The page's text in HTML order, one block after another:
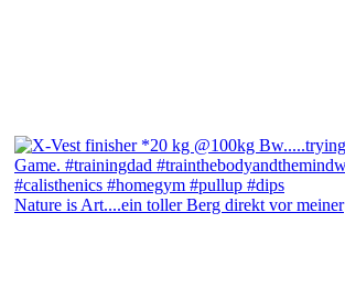
Nature is Art....ein toller Berg direkt vor meiner